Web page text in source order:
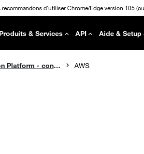
d'utiliser Chrome/Edge version 105
Produits & Services API Aide & Setup
API Evolution Platform - connectivité Cloud AWS